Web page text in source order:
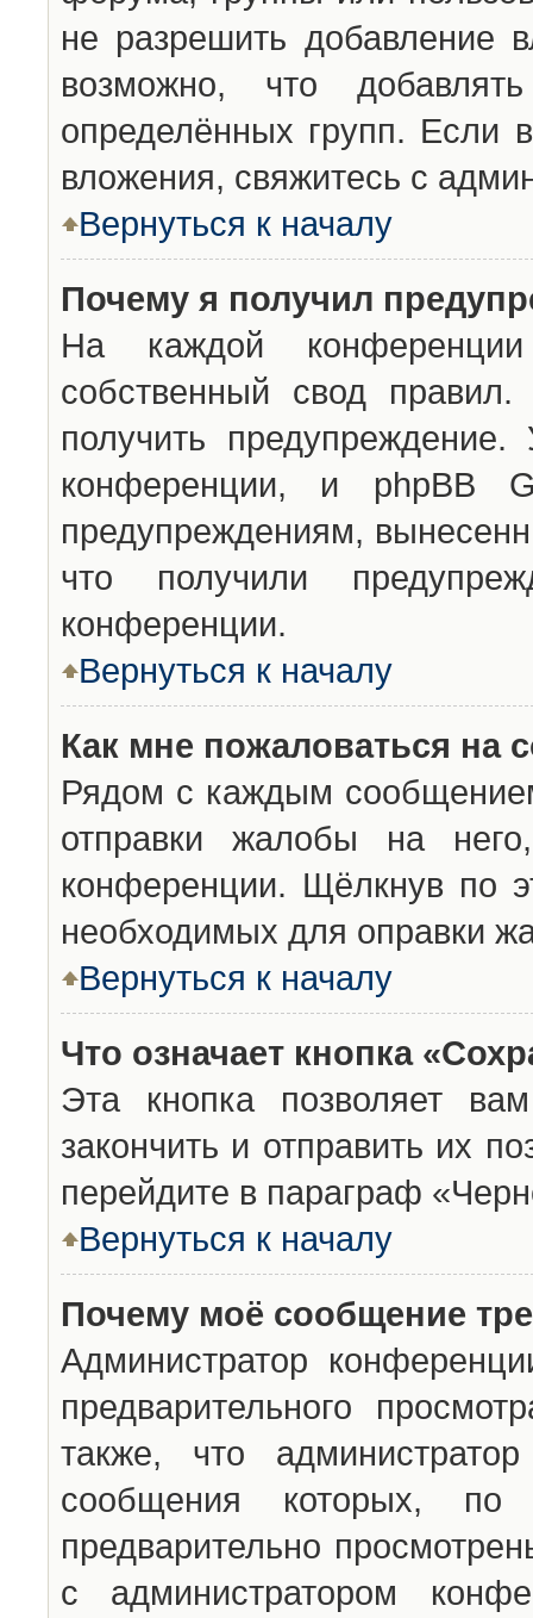
не разрешить добавление
возможно, что
определённых групп. Если
вложения, свяжитесь с
Вернуться к началу
Почему я получил
На каждой конференции
собственный свод
получить
конференции, и phpBB
предупреждениям,
что получили
конференции.
Вернуться к началу
Как мне пожаловаться на
Рядом с каждым
отправки жалобы на
конференции. Щёлкнув по
необходимых для оправки
Вернуться к началу
Что означает кнопка
Эта кнопка позволяет
закончить и отправить их
перейдите в параграф
Вернуться к началу
Почему моё сообщение
Администратор
предварительного
также, что
сообщения которых,
предварительно
с администратором